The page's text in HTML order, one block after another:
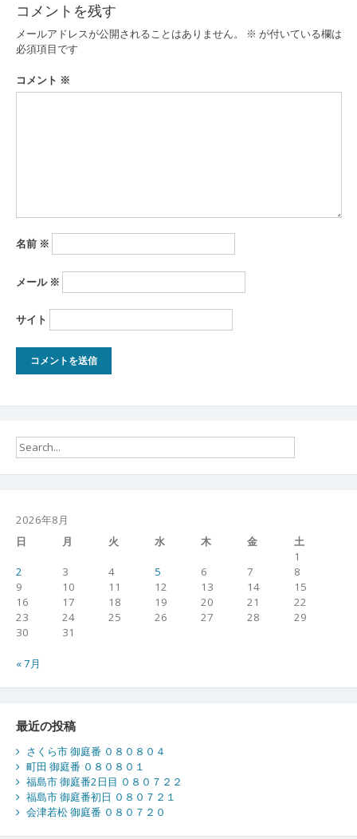
ビ
ゲ
ー
シ
コメントを残す
メールアドレスが公開されることはありません。 ※ が付いている欄は
必須項目です
コメント ※
名前 ※
メール ※
サイト
2026年8月
日
月 火 水 木 金
土
1
2
3 4 5 6 7
8
9
10 11 12 13 14
15
16
17 18 19 20 21
22
23
24 25 26 27 28
29
30
31
« 7月
最近の投稿
さくら市 御庭番 ０８０８０４
町田 御庭番 ０８０８０１
福島市 御庭番2日目 ０８０７２２
福島市 御庭番初日 ０８０７２１
会津若松 御庭番 ０８０７２０